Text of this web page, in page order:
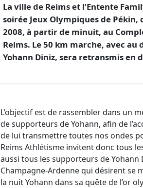
La ville de Reims et l’Entente
soirée Jeux Olympiques de
2008, à partir de minuit, au
Reims. Le 50 km marche, avec au
Yohann Diniz, sera retransmis en
L’objectif est de rassembler dans un
de supporteurs de Yohann, afin de
de lui transmettre toutes nos ondes
Reims Athlétisme invitent donc tous
aussi tous les supporteurs de
Champagne-Ardenne qui désirent se
la nuit Yohann dans sa quête de l’or